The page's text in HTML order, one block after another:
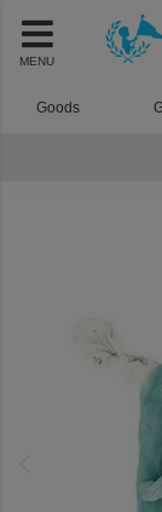
MENU
Goods
kaloo